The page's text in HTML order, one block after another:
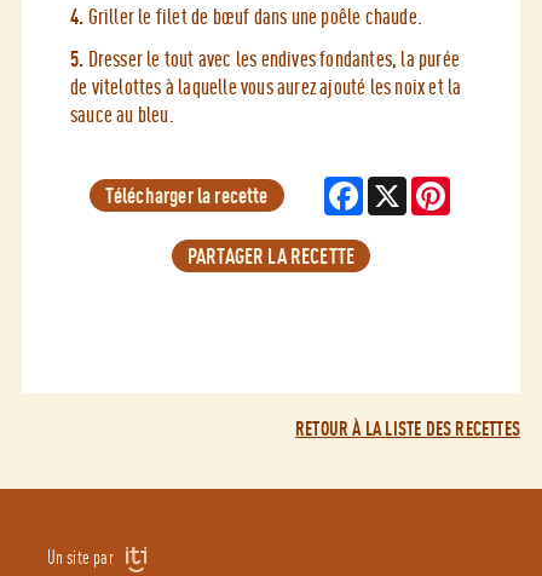
4.Griller le filet de bœuf dans une poêle chaude.
5. Dresser le tout avec les endives fondantes, la purée
de vitelottes à laquelle vous aurez ajouté les noix et la
sauce au bleu.
Télécharger la recette Facebook
PARTAGER LA RECETTE
RETOUR À LA LISTE DES RECETTES
Un site par